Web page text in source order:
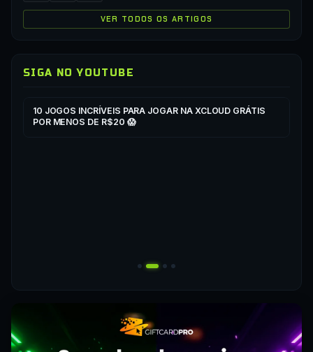
VER TODOS OS ARTIGOS
SIGA NO YOUTUBE
10 JOGOS INCRÍVEIS PARA JOGAR NA XCLOUD GRÁTIS
POR MENOS DE R$20 😱